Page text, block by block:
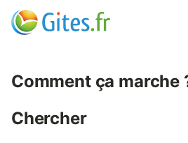
Comment ça marche
Chercher